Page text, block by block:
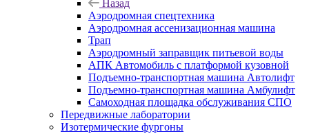
Назад
Аэродромная спецтехника
Аэродромная ассенизационная машина
Трап
Аэродромный заправщик питьевой воды
АПК Автомобиль с платформой кузовной
Подъемно-транспортная машина Автолифт
Подъемно-транспортная машина Амбулифт
Самоходная площадка обслуживания СПО
Передвижные лаборатории
Изотермические фургоны